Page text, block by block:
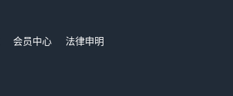
会员中心
法律申明